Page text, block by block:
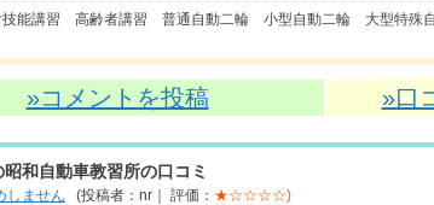
技能講習 高齢者講習 普通自動二輪 小型自動二輪 大型特殊
»コメントを投稿 »口
昭和自動車教習所の口コミ
しません (投稿者：nr｜ 評価： ★☆☆☆☆)